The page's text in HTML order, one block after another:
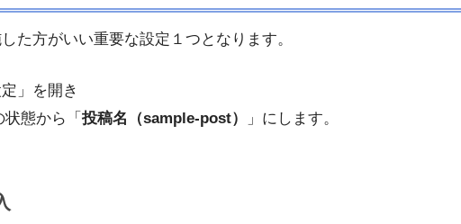
た方がいい重要な設定１つとなります。
」を開き
態から「 投稿名（sample-post） 」にします。